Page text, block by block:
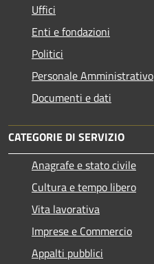
Uffici
Enti e fondazioni
Politici
Personale Amministrativo
Documenti e dati
CATEGORIE DI SERVIZIO
Anagrafe e stato civile
Cultura e tempo libero
Vita lavorativa
Imprese e Commercio
Appalti pubblici